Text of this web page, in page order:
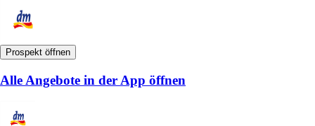
Prospekt öffnen
Alle Angebote in der App öffnen